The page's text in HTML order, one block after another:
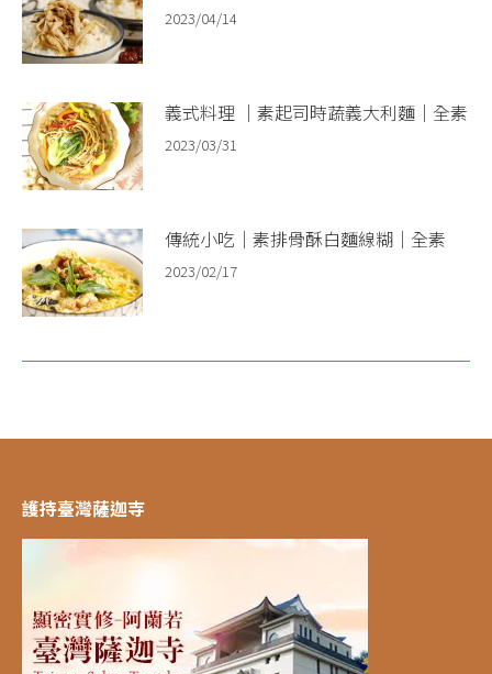
2023/04/14
義式料理 ｜素起司時蔬義大利麵｜全素
2023/03/31
傳統小吃｜素排骨酥白麵線糊｜全素
2023/02/17
護持臺灣薩迦寺